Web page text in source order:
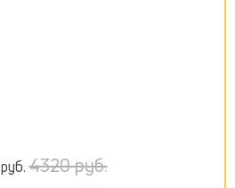
руб.4320 руб.